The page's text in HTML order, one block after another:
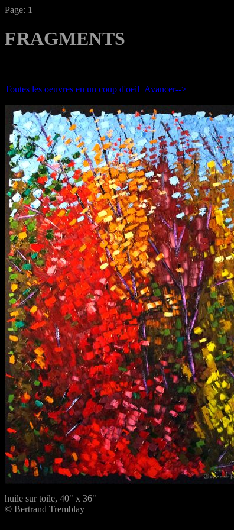
Page: 1
FRAGMENTS
Toutes les oeuvres en un coup d'oeil Avancer-->
huile sur toile, 40" x 36"
© Bertrand Tremblay